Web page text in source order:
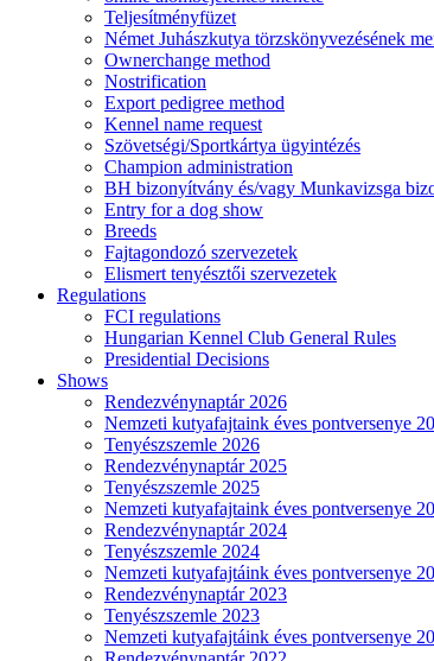
Teljesítményfüzet
Német Juhászkutya törzskönyvezésének
Ownerchange method
Nostrification
Export pedigree method
Kennel name request
Szövetségi/Sportkártya ügyintézés
Champion administration
BH bizonyítvány és/vagy Munkavizsga
Entry for a dog show
Breeds
Fajtagondozó szervezetek
Elismert tenyésztői szervezetek
Regulations
FCI regulations
Hungarian Kennel Club General Rules
Presidential Decisions
Shows
Rendezvénynaptár 2026
Nemzeti kutyafajtaink éves pontversenye
Tenyészszemle 2026
Rendezvénynaptár 2025
Tenyészszemle 2025
Nemzeti kutyafajtaink éves pontversenye
Rendezvénynaptár 2024
Tenyészszemle 2024
Nemzeti kutyafajtáink éves pontversenye
Rendezvénynaptár 2023
Tenyészszemle 2023
Nemzeti kutyafajtáink éves pontversenye